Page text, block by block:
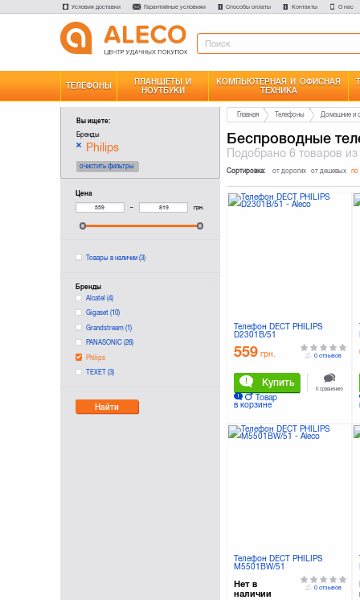
Условия доставки Гарантийные условияи Способы оплаты Контакты О нас
ТЕЛЕФОНЫ
ПЛАНШЕТЫ И
НОУТБУКИ
КОМПЬЮТЕРНАЯ И ОФИСНАЯ
ТЕХНИКА
Вы ищете:
Бренды
Philips
очистить фильтры
Цена
– грн.
Товары в наличии(3)
Бренды
Alcatel(4)
Gigaset(10)
Grandstream(1)
PANASONIC(26)
Philips
TEXET(3)
Найти
Главная Телефоны Домашние и
Беспроводные
Подобрано6 товаров
Сортировка: от дорогих от дешевых по
Телефон DECT PHILIPS
D2301B/51
559 грн.
Купить
Товар
в корзине
0 отзывов
К сравнению
Телефон DECT PHILIPS
M5501BW/51
Нет в
наличии
0 отзывов